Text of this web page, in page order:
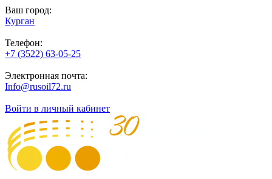
Ваш город:
Курган
Телефон:
+7 (3522) 63-05-25
Электронная почта:
Info@rusoil72.ru
Войти в личный кабинет